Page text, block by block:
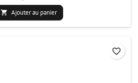
 Ajouter au panier
favorite_border